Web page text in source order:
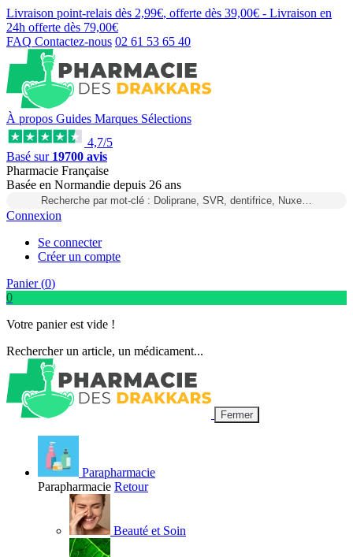
Livraison point-relais dès 2,99€, offerte dès 39,00€ - Livraison en
24h offerte dès 79,00€
FAQ Contactez-nous 02 61 53 65 40
À propos Guides Marques Sélections
4,7/5
Basé sur 19700 avis
Pharmacie Française
Basée en Normandie depuis 26 ans
Recherche par mot-clé : Doliprane, SVR, dentifrice, Nuxe…
Connexion
Se connecter
Créer un compte
Panier (0)
0
Votre panier est vide !
Rechercher un article, un médicament...
Fermer
Parapharmacie
Parapharmacie Retour
Beauté et Soin